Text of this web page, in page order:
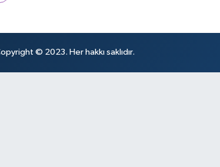
© 2023. Her hakkı saklıdır.